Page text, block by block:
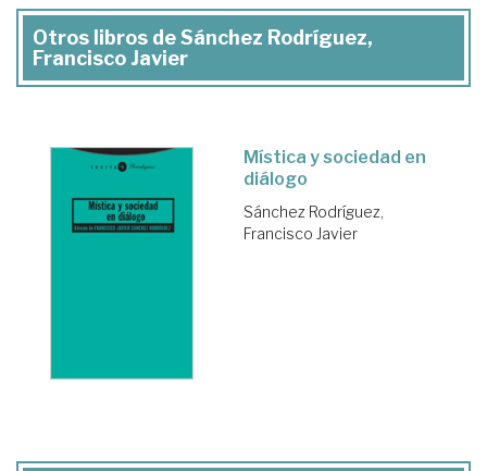
Otros libros de Sánchez Rodríguez,
Francisco Javier
Mística y sociedad en
diálogo
Sánchez Rodríguez,
Francisco Javier